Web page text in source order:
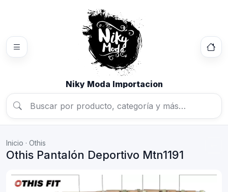
Niky Moda Importacion
Inicio · Othis
Othis Pantalón Deportivo Mtn1191